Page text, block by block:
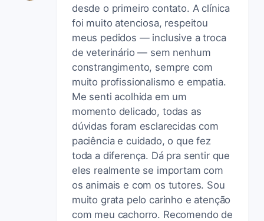
desde o primeiro contato. A clínica
foi muito atenciosa, respeitou
meus pedidos — inclusive a troca
de veterinário — sem nenhum
constrangimento, sempre com
muito profissionalismo e empatia.
Me senti acolhida em um
momento delicado, todas as
dúvidas foram esclarecidas com
paciência e cuidado, o que fez
toda a diferença. Dá pra sentir que
eles realmente se importam com
os animais e com os tutores. Sou
muito grata pelo carinho e atenção
com meu cachorro. Recomendo de